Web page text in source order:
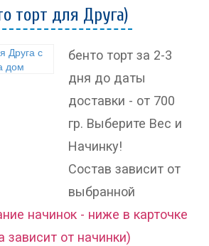
торт для Друга)
бенто торт за 2-3
дня до даты
доставки - от 700
гр. Выберите Вес и
Начинку!
Состав зависит от
выбранной
начинок - ниже в карточке
зависит от начинки)